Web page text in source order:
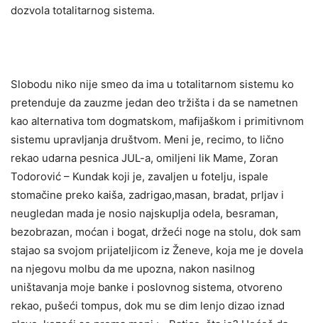
dozvola totalitarnog sistema.
Slobodu niko nije smeo da ima u totalitarnom sistemu ko
pretenduje da zauzme jedan deo tržišta i da se nametnen
kao alternativa tom dogmatskom, mafijaškom i primitivnom
sistemu upravljanja društvom. Meni je, recimo, to lično
rekao udarna pesnica JUL-a, omiljeni lik Mame, Zoran
Todorović – Kundak koji je, zavaljen u fotelju, ispale
stomačine preko kaiša, zadrigao,masan, bradat, prljav i
neugledan mada je nosio najskuplja odela, besraman,
bezobrazan, moćan i bogat, držeći noge na stolu, dok sam
stajao sa svojom prijateljicom iz Ženeve, koja me je dovela
na njegovu molbu da me upozna, nakon nasilnog
uništavanja moje banke i poslovnog sistema, otvoreno
rekao, pušeći tompus, dok mu se dim lenjo dizao iznad